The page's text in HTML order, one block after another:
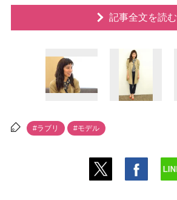
記事全文を読む
#ラブリ #モデル